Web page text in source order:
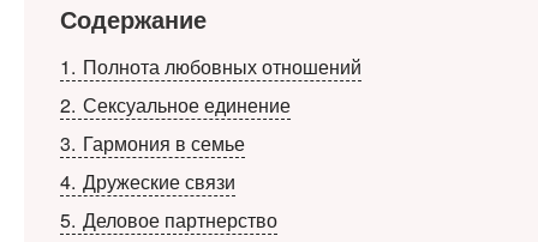
Содержание
1
Полнота любовных отношений
2 Сексуальное единение
3 Гармония в семье
4 Дружеские связи
5 Деловое партнерство